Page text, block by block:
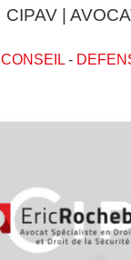
CIPAV |
CONSEIL-